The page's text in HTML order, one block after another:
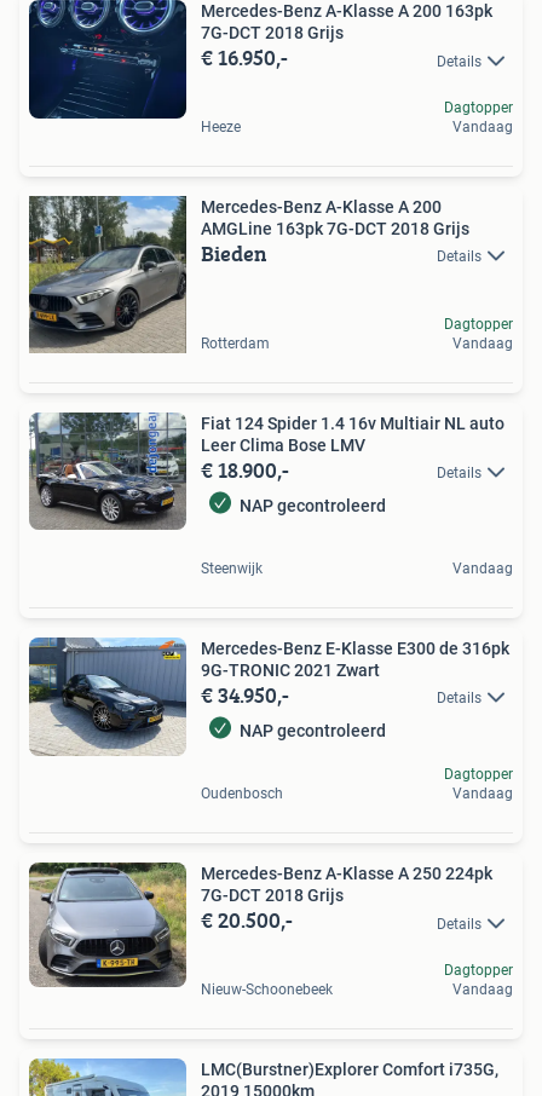
Mercedes-Benz A-Klasse A 200 163pk
7G-DCT 2018 Grijs
€ 16.950,- Details
Heeze
Dagtopper
Vandaag
Mercedes-Benz A-Klasse A 200
AMGLine 163pk 7G-DCT 2018 Grijs
Bieden Details
Rotterdam
Dagtopper
Vandaag
Fiat 124 Spider 1.4 16v Multiair NL auto
Leer Clima Bose LMV
€ 18.900,- Details
NAP gecontroleerd
Steenwijk Vandaag
Mercedes-Benz E-Klasse E300 de 316pk
9G-TRONIC 2021 Zwart
€ 34.950,- Details
NAP gecontroleerd
Oudenbosch
Dagtopper
Vandaag
Mercedes-Benz A-Klasse A 250 224pk
7G-DCT 2018 Grijs
€ 20.500,- Details
Nieuw-Schoonebeek
Dagtopper
Vandaag
LMC(Burstner)Explorer Comfort i735G,
2019 15000km